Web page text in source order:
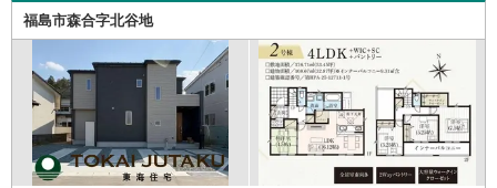
福島市森合字北谷地